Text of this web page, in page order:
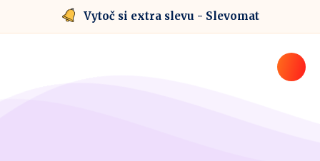
Vytoč si extra slevu - Slevomat